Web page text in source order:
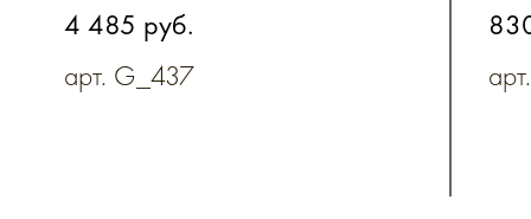
внутренним карманом
4 485 руб.
арт. G_437